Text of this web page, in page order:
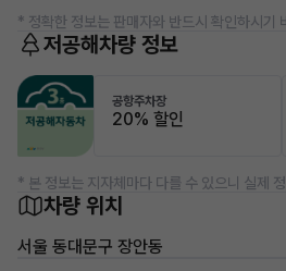
* 정확한 정보는 판매자와 반드시 확인하시기
저공해차량 정보
공항주차장
20% 할인
* 본 정보는 지자체마다 다를 수 있으니 실제
차량 위치
서울 동대문구 장안동